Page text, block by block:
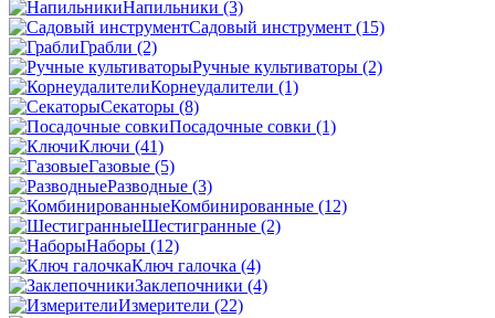
Напильники (3)
Садовый инструмент (15)
Грабли (2)
Ручные культиваторы (2)
Корнеудалители (1)
Секаторы (8)
Посадочные совки (1)
Ключи (41)
Газовые (5)
Разводные (3)
Комбинированные (12)
Шестигранные (2)
Наборы (12)
Ключ галочка (4)
Заклепочники (4)
Измерители (22)